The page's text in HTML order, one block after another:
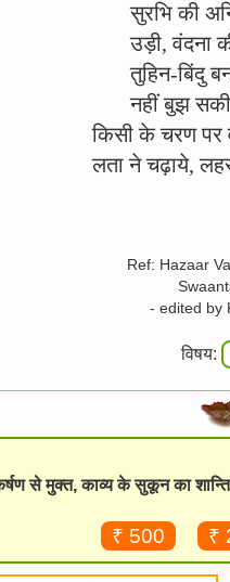
सुरभि की
उड़ी, वंदना
तुहिन-बिंदु
नहीं बुझ सकी
किसी के चरण
लता ने चढ़ाये,
Ref: Hazaar
- edited by
विषय:
से मुक्त, काव्य के सुकून का
₹ 500 ₹